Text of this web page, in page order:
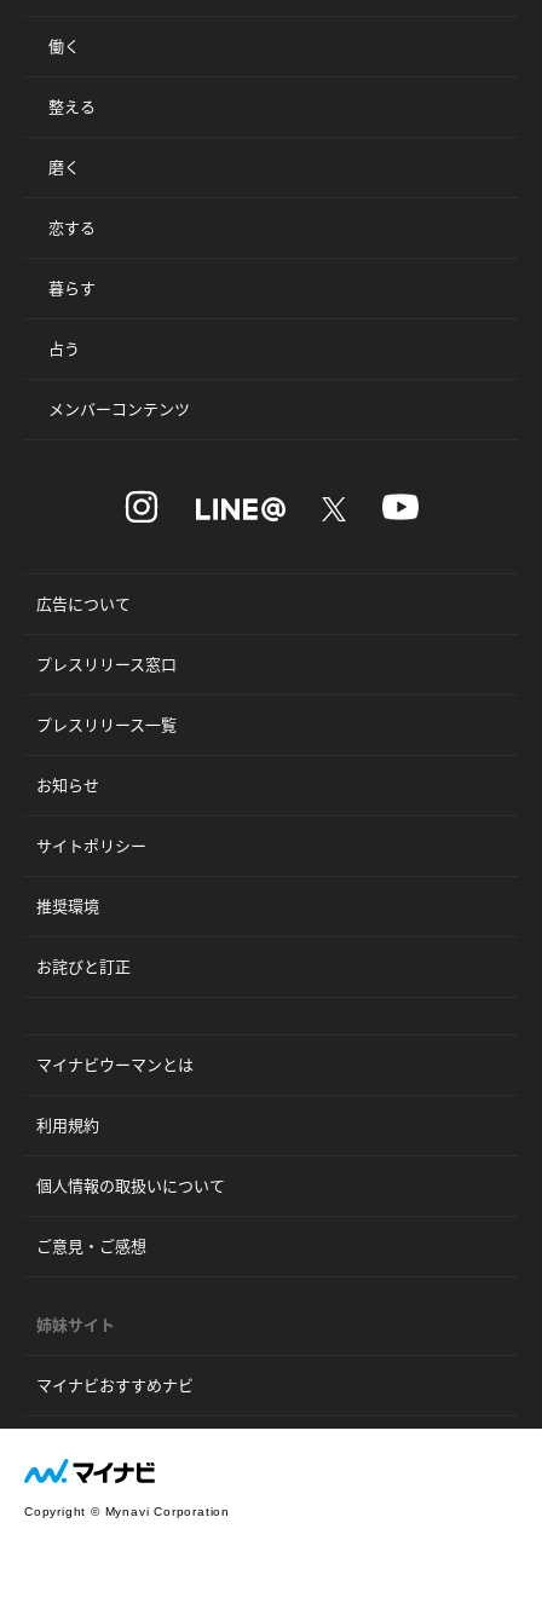
働く
整える
磨く
恋する
暮らす
占う
メンバーコンテンツ
広告について
プレスリリース窓口
プレスリリース一覧
お知らせ
サイトポリシー
推奨環境
お詫びと訂正
マイナビウーマンとは
利用規約
個人情報の取扱いについて
ご意見・ご感想
姉妹サイト
マイナビおすすめナビ
Copyright © Mynavi Corporation